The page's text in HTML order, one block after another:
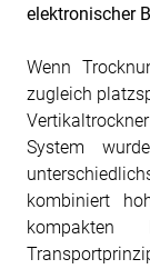
elektronischer
Wenn
zugleich
System
kombiniert